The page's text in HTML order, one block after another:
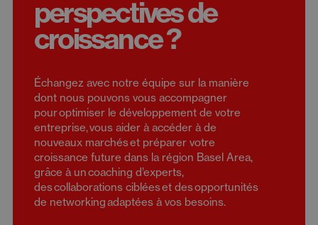
perspectives de
croissance ?
Échangez avec notre équipe sur la manière
dont nous pouvons vous accompagner
pour optimiser le développement de votre
entreprise, vous aider à accéder à de
nouveaux marchés et préparer votre
croissance future dans la région Basel Area,
grâce à un coaching d’experts,
des collaborations ciblées et des opportunités
de networking adaptées à vos besoins.